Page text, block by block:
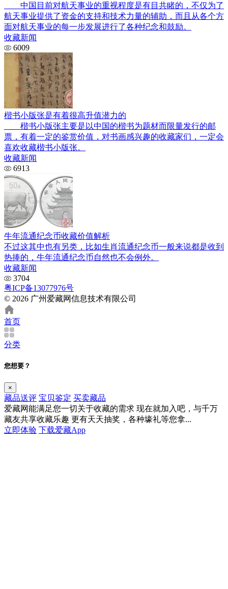
中国目前对航天事业的重视程度是有目共睹的，不仅为了
航天事业提供了资金的支持和技术力量的辅助，而且从各个方
面对航天事业的每一步发展进行了各种纪念和鼓励。
收藏新闻
6009
楷书小版张是有着很高升值潜力的
楷书小版张主要是以中国的楷书为题材而限量发行的邮
票，有着一定的鉴赏价值，对书画感兴趣的收藏家们，一定会
喜欢收藏楷书小版张。
收藏新闻
6913
牛年流通纪念币收藏价值解析
不过这其中也有另类，比如生肖流通纪念币一般来说都是收到
热捧的，牛年流通纪念币自然也不会例外。
收藏新闻
3704
粤ICP备13077976号
© 2026 广州爱藏网信息技术有限公司
首页
分类
您想要？
×
藏品送评 宝贝鉴定 买卖藏品
爱藏网能满足您一切关于收藏的需求 现在就加入吧，与千万
藏友共享收藏乐趣 更有天天抽奖，各种壕礼等您拿...
立即体验 下载爱藏App